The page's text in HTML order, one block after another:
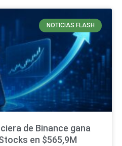
NOTICIAS FLASH
de Binance gana
en $565,9M